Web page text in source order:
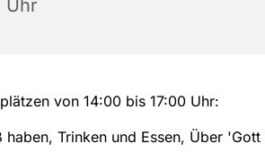
Uhr
von 14:00 bis 17:00 Uhr:
Trinken und Essen, Über 'Gott